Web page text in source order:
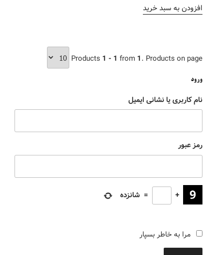
افزودن به سبد خرید
Products 1 - 1 from 1. Products on page
ورود
نام کاربری یا نشانی ایمیل
رمز عبور
+
= شانزده
مرا به خاطر بسپار